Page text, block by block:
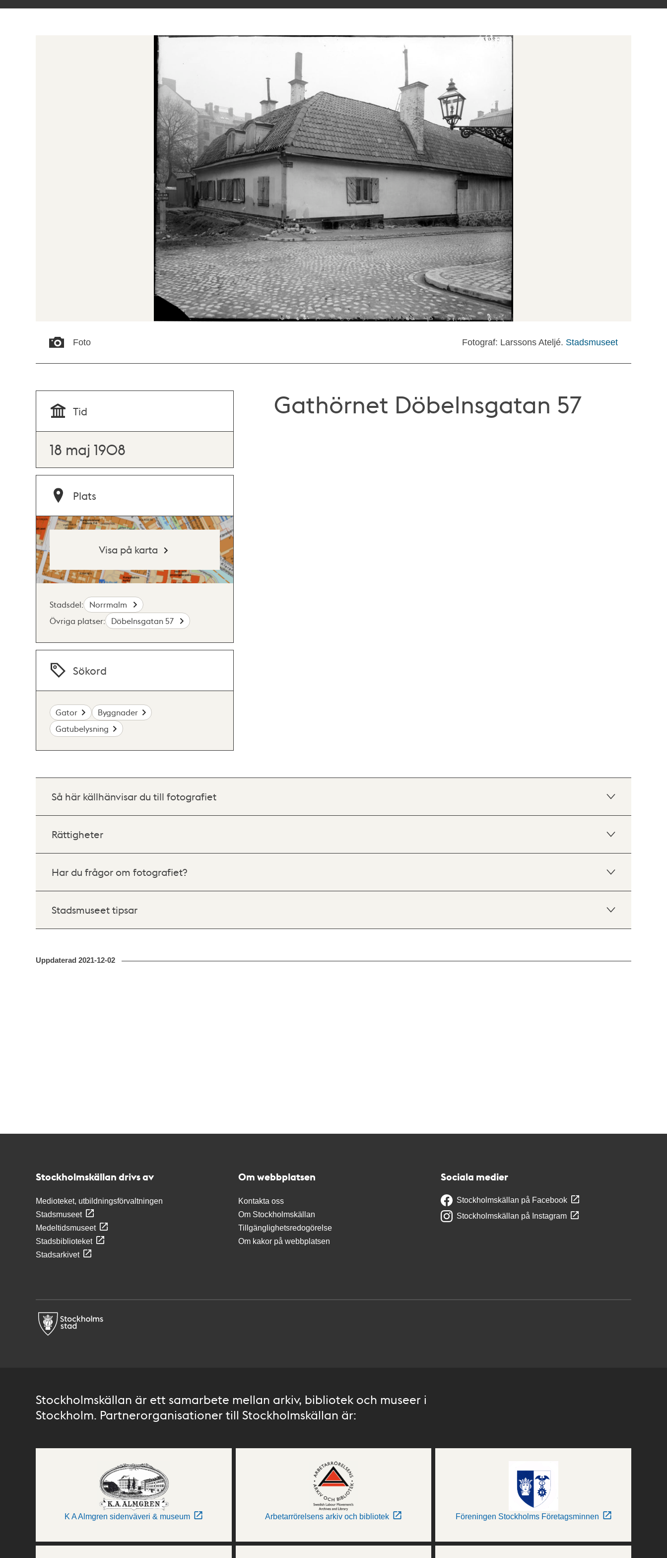
Foto Fotograf: Larssons Ateljé. Stadsmuseet
Gathörnet Döbelnsgatan 57
Tid
18 maj 1908
Plats
Visa på karta
Stadsdel:
Norrmalm
Övriga platser:
Döbelnsgatan 57
Sökord
Gator
Byggnader
Gatubelysning
Så här källhänvisar du till fotografiet
Rättigheter
Har du frågor om fotografiet?
Stadsmuseet tipsar
Uppdaterad 2021-12-02
Stockholmskällan drivs av
Medioteket, utbildningsförvaltningen
Stadsmuseet
Medeltidsmuseet
Stadsbiblioteket
Stadsarkivet
Om webbplatsen
Kontakta oss
Om Stockholmskällan
Tillgänglighetsredogörelse
Om kakor på webbplatsen
Sociala medier
Stockholmskällan på Facebook
Stockholmskällan på Instagram
Stockholmskällan är ett samarbete mellan arkiv, bibliotek och museer i
Stockholm. Partnerorganisationer till Stockholmskällan är:
K A Almgren sidenväveri & museum Arbetarrörelsens arkiv och bibliotek Föreningen Stockholms Företagsminnen